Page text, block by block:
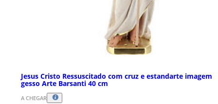
Jesus Cristo Ressuscitado com cruz e estandarte imagem
gesso Arte Barsanti 40 cm
A CHEGAR